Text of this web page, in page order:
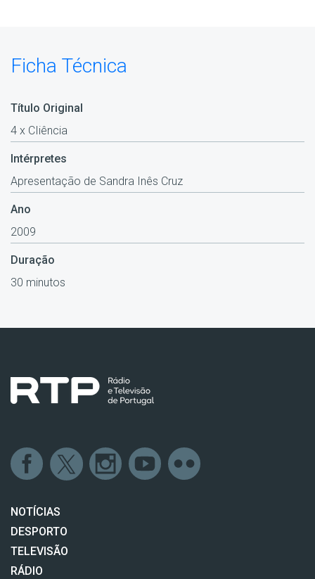
Ficha Técnica
Título Original
4 x CIiência
Intérpretes
Apresentação de Sandra Inês Cruz
Ano
2009
Duração
30 minutos
NOTÍCIAS
DESPORTO
TELEVISÃO
RÁDIO